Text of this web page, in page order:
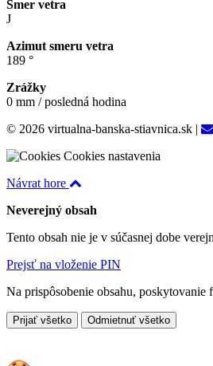
Smer vetra
J
Azimut smeru vetra
189 °
Zrážky
0 mm / posledná hodina
© 2026 virtualna-banska-stiavnica.sk |
Cookies nastavenia
Návrat hore
Neverejný obsah
Tento obsah nie je v súčasnej dobe
Prejsť na vloženie PIN
Na prispôsobenie obsahu,
Prijať všetko Odmietnuť všetko